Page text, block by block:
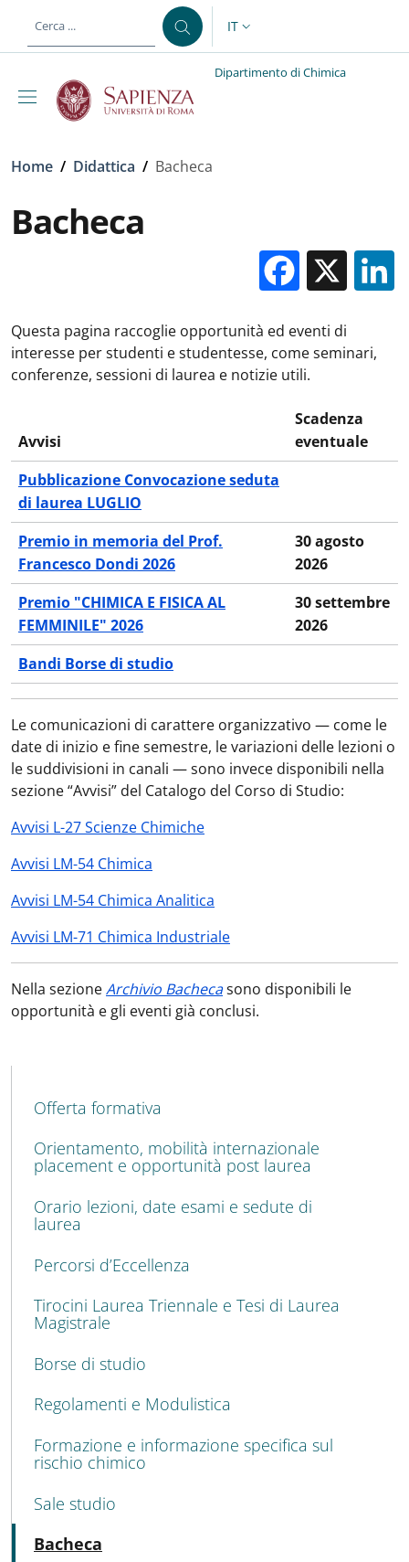
al contenuto principale
SELETTORE LINGUA:
IT
Dipartimento di Chimica
Briciole di pane
Home / Didattica / Bacheca
Bacheca
X
Questa pagina raccoglie opportunità ed eventi di
interesse per studenti e studentesse, come seminari,
conferenze, sessioni di laurea e notizie utili.
Avvisi
Scadenza
eventuale
Pubblicazione Convocazione seduta
di laurea LUGLIO
Premio in memoria del Prof.
Francesco Dondi 2026
30 agosto
2026
Premio "CHIMICA E FISICA AL
FEMMINILE" 2026
30 settembre
2026
Bandi Borse di studio
Le comunicazioni di carattere organizzativo — come le
date di inizio e fine semestre, le variazioni delle lezioni o
le suddivisioni in canali — sono invece disponibili nella
sezione “Avvisi” del Catalogo del Corso di Studio:
Avvisi L-27 Scienze Chimiche
Avvisi LM-54 Chimica
Avvisi LM-54 Chimica Analitica
Avvisi LM-71 Chimica Industriale
Nella sezioneArchivio Bachecasono disponibili le
opportunità e gli eventi già conclusi.
MENU CEV SECOND NAVIGATION
Offerta formativa
Orientamento, mobilità internazionale
placement e opportunità post laurea
Orario lezioni, date esami e sedute di
laurea
Percorsi d’Eccellenza
Tirocini Laurea Triennale e Tesi di Laurea
Magistrale
Borse di studio
Regolamenti e Modulistica
Formazione e informazione specifica sul
rischio chimico
Sale studio
Bacheca